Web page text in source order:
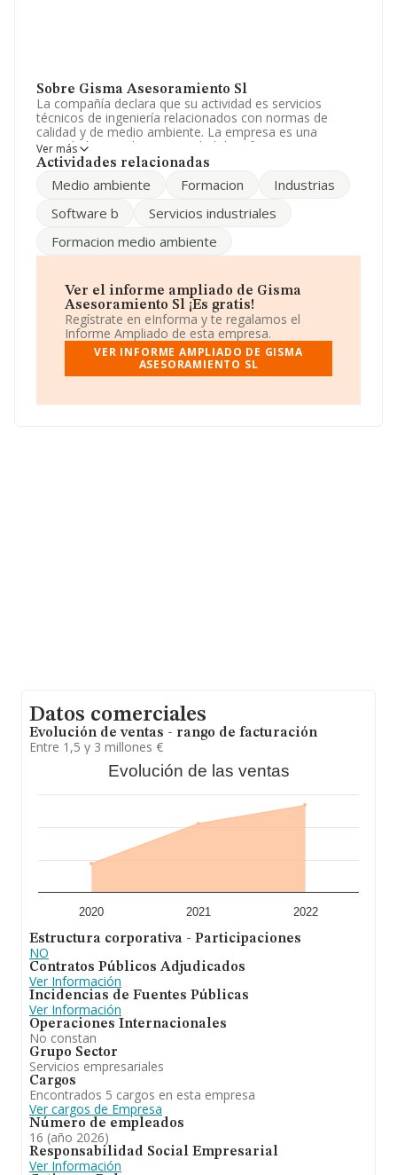
Sobre Gisma Asesoramiento Sl
La compañía declara que su actividad es servicios
técnicos de ingeniería relacionados con normas de
calidad y de medio ambiente. La empresa es una
Sociedad Limitada. La actividad de referencia CNAE
corresponde a 'Servicios técnicos de ingeniería y otras
cuyo Código es 7112. La empresa no tiene actividad en
teléfono es 943287501 y su email es
grupogisma@grupogisma.com. Puedes consultar su
La empresaGisma Asesoramiento S.L
B20930301, está situada en Paseo Madalena
Jauregiberri núm. 4 Piso 1 8, (20014), Donostia, en
Guipúzcoa, País Vasco.
En relación con el sector y disponiendo de los datos de
nacional alcanza los 29.667 millones de euros y se
Ver más
Actividades relacionadas
Medio ambiente Formacion
Industrias
Software b
Servicios industriales
Formacion medio ambiente
Ver el informe ampliado de Gisma
Asesoramiento Sl ¡Es gratis!
Regístrate en eInforma y te regalamos el
Informe Ampliado de esta empresa.
VER INFORME AMPLIADO DE GISMA
ASESORAMIENTO SL
Datos comerciales
Evolución de ventas - rango de facturación
Entre 1,5 y 3 millones €
Evolución de las ventas
2020 2021 2022
Estructura corporativa - Participaciones
NO
Contratos Públicos Adjudicados
Ver Información
Incidencias de Fuentes Públicas
Ver Información
Operaciones Internacionales
No constan
Grupo Sector
Servicios empresariales
Cargos
Encontrados 5 cargos en esta empresa
Ver cargos de Empresa
Número de empleados
16 (año 2026)
Responsabilidad Social Empresarial
Ver Información